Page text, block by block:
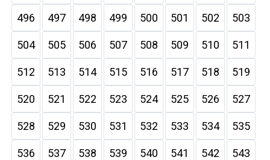
496 497 498 499 500 501 502 503
504 505 506 507 508 509 510 511
512 513 514 515 516 517 518 519
520 521 522 523 524 525 526 527
528 529 530 531 532 533 534 535
536 537 538 539 540 541 542 543